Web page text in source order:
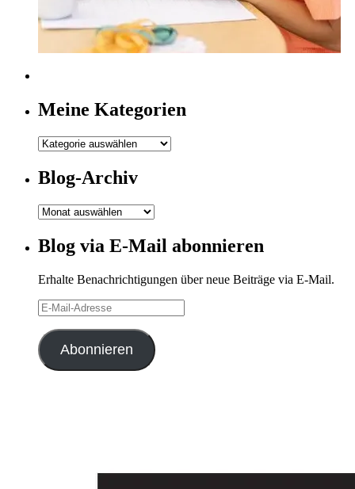
Meine Kategorien
Meine
Blog-Archiv
Blog-
Blog via E-Mail abonnieren
Erhalte Benachrichtigungen über neue Beiträge via E-Mail.
E-
Mail-
Adresse
Abonnieren